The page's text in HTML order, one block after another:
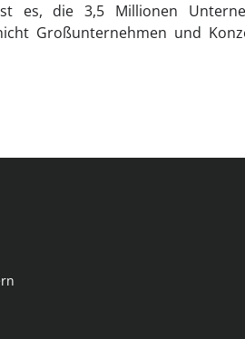
es, die 3,5 Millionen
Großunternehmen und